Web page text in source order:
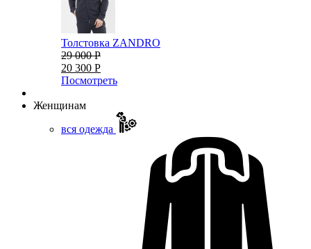
Толстовка ZANDRO
29 000 Р
20 300 Р
Посмотреть
Женщинам
вся одежда